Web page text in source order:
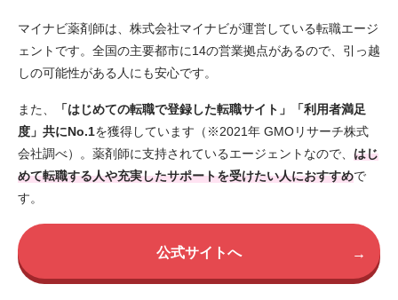
マイナビ薬剤師は、株式会社マイナビが運営している転職エージ
ェントです。全国の主要都市に14の営業拠点があるので、引っ越
しの可能性がある人にも安心です。
また、
「はじめての転職で登録した転職サイト」「利用者満足
度」共にNo.1を獲得しています（※2021年 GMOリサーチ株式
会社調べ）。薬剤師に支持されているエージェントなので、 はじ
めて転職する人や充実したサポートを受けたい人におすすめで
す。
公式サイトへ →